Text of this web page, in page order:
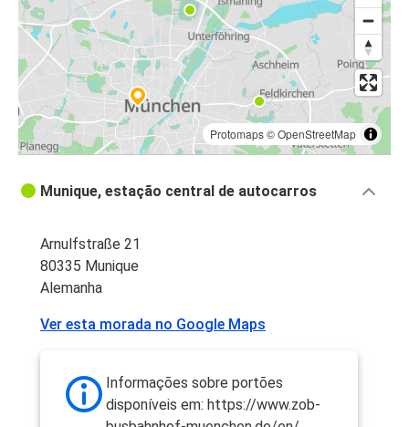
Protomaps©OpenStreetMap
Munique, estação central de autocarros
Arnulfstraße 21
80335 Munique
Alemanha
Ver esta morada no Google Maps
Informações sobre portões
disponíveis em: https://www.zob-